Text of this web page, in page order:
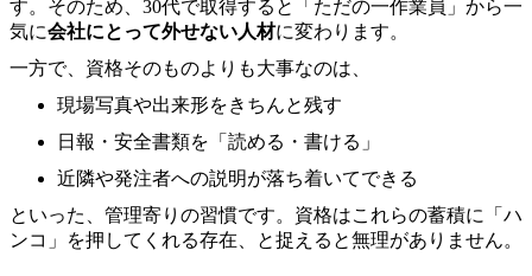
す。そのため、30代で取得すると「ただの一作業員」から一
気に会社にとって外せない人材に変わります。
一方で、資格そのものよりも大事なのは、
現場写真や出来形をきちんと残す
日報・安全書類を「読める・書ける」
近隣や発注者への説明が落ち着いてできる
といった、管理寄りの習慣です。資格はこれらの蓄積に「ハ
ンコ」を押してくれる存在、と捉えると無理がありません。